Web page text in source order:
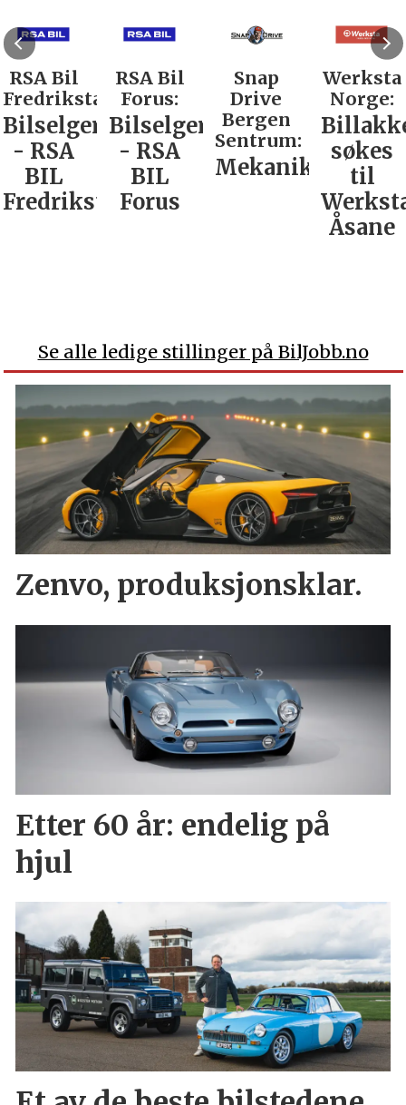
RSA Bil
Fredrikstad:
Bilselger
- RSA
BIL
Fredrikstad
RSA Bil
Forus:
Bilselger
- RSA
BIL
Forus
Snap
Drive
Bergen
Sentrum:
Mekaniker
Werksta
Norge:
søkes
til
Åsane
Se alle ledige stillinger på BilJobb.no
Zenvo, produksjonsklar.
Etter 60 år: endelig på
hjul